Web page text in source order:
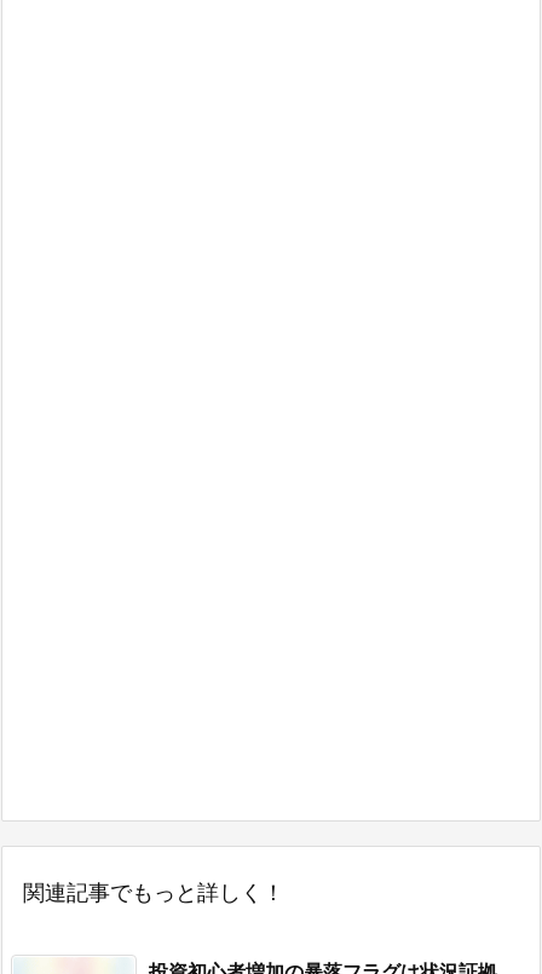
関連記事でもっと詳しく！